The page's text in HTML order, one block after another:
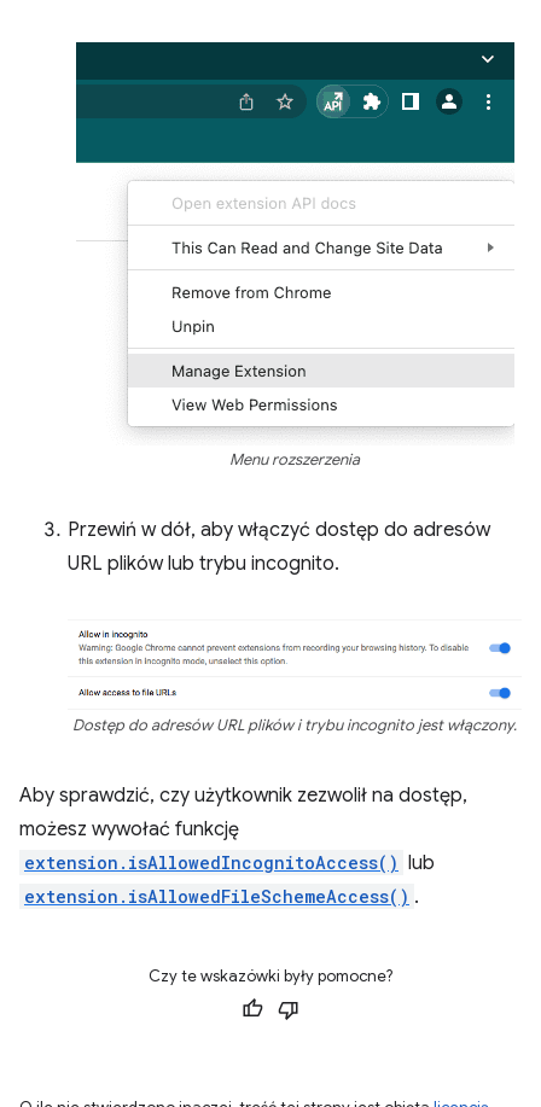
Menu rozszerzenia
Przewiń w dół, aby włączyć dostęp do adresów
URL plików lub trybu incognito.
Dostęp do adresów URL plików i trybu incognito jest włączony.
Aby sprawdzić, czy użytkownik zezwolił na dostęp,
możesz wywołać funkcję
extension.isAllowedIncognitoAccess() lub
extension.isAllowedFileSchemeAccess() .
Czy te wskazówki były pomocne?